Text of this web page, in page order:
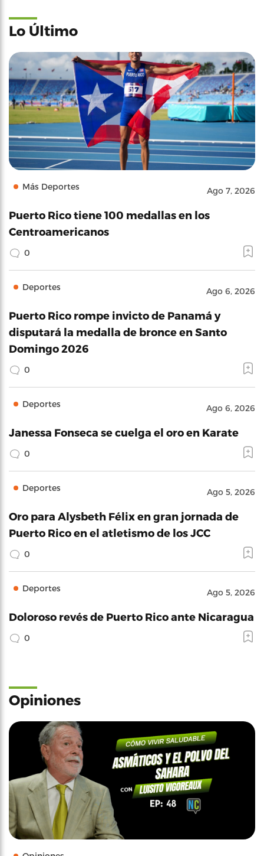
Lo Último
Más Deportes Ago 7, 2026
Puerto Rico tiene 100 medallas en los
Centroamericanos
0
Deportes Ago 6, 2026
Puerto Rico rompe invicto de Panamá y
disputará la medalla de bronce en Santo
Domingo 2026
0
Deportes Ago 6, 2026
Janessa Fonseca se cuelga el oro en Karate
0
Deportes Ago 5, 2026
Oro para Alysbeth Félix en gran jornada de
Puerto Rico en el atletismo de los JCC
0
Deportes Ago 5, 2026
Doloroso revés de Puerto Rico ante Nicaragua
0
Opiniones